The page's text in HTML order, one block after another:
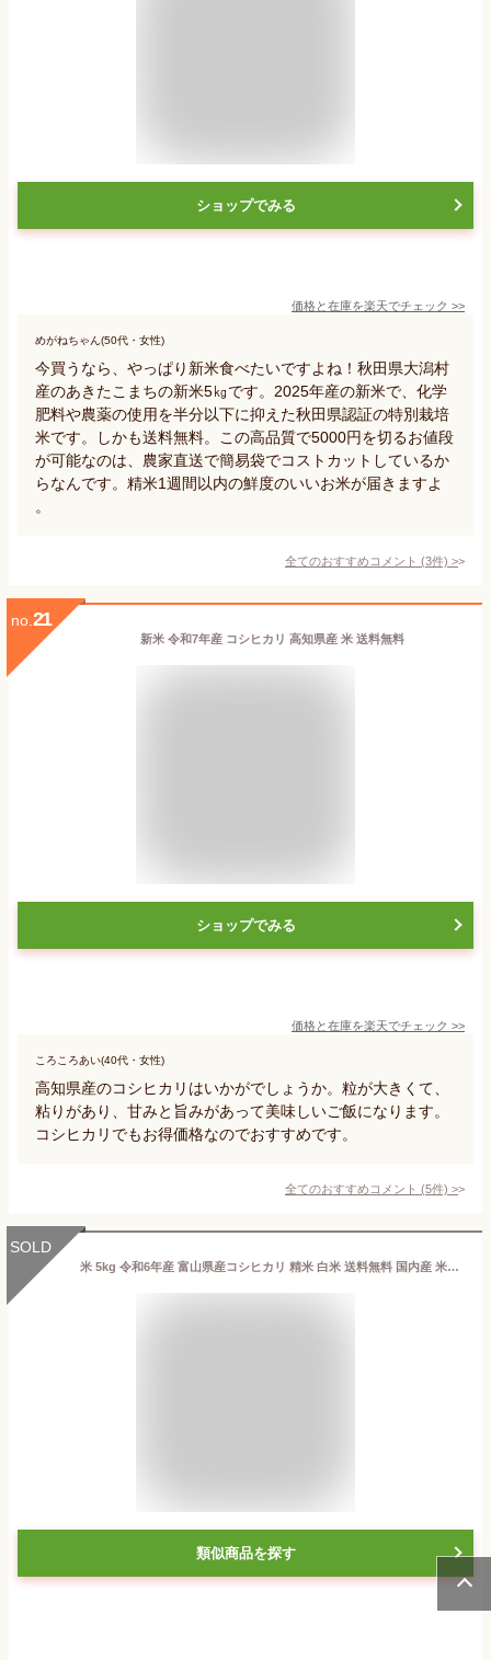
ショップでみる
価格と在庫を楽天でチェック >>
めがねちゃん(50代・女性)
今買うなら、やっぱり新米食べたいですよね！秋田県大潟村
産のあきたこまちの新米5㎏です。2025年産の新米で、化学
肥料や農薬の使用を半分以下に抑えた秋田県認証の特別栽培
米です。しかも送料無料。この高品質で5000円を切るお値段
が可能なのは、農家直送で簡易袋でコストカットしているか
らなんです。精米1週間以内の鮮度のいいお米が届きますよ
。
全てのおすすめコメント (3件) >
no. 21
新米 令和7年産 コシヒカリ 高知県産 米 送料無料
ショップでみる
価格と在庫を楽天でチェック >>
ころころあい(40代・女性)
高知県産のコシヒカリはいかがでしょうか。粒が大きくて、
粘りがあり、甘みと旨みがあって美味しいご飯になります。
コシヒカリでもお得価格なのでおすすめです。
全てのおすすめコメント (5件) >
SOLD
米 5kg 令和6年産 富山県産コシヒカリ 精米 白米 送料無料 国内産 米屋 甘い 高品質 宅配 日付指定 【お届け不可地域：北海道・沖縄・離島】 アルプス 雪解け水 立山アルプス コシヒカリ産地 名産地 旨味 美味しい おにぎり おむすび 弁当 定食 ご飯 お寿司 早い F2 new
類似商品を探す